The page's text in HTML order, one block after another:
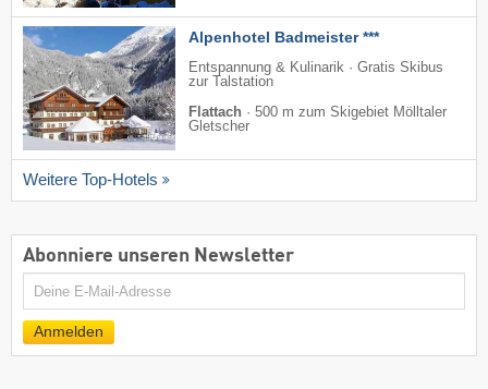
Alpenhotel Badmeister ***
Entspannung & Kulinarik · Gratis Skibus
zur Talstation
Flattach · 500 m zum Skigebiet Mölltaler
Gletscher
Weitere Top-Hotels
Abonniere unseren Newsletter
E-
Anmelden